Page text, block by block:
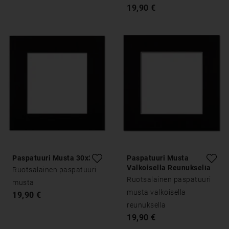
19,90 €
Paspatuuri Musta 30x30
Ruotsalainen paspatuuri
musta
19,90 €
Paspatuuri Musta
Valkoisella Reunuksella
30x30
Ruotsalainen paspatuuri
musta valkoisella
reunuksella
19,90 €